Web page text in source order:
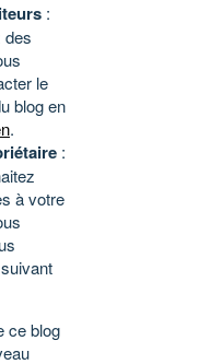
:
des
le
blog en
.
:
à votre
ce blog